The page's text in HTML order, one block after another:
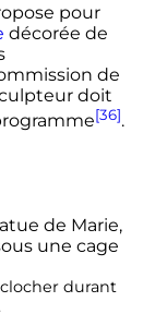
pour
décorée de
de
doit
[36].
durant